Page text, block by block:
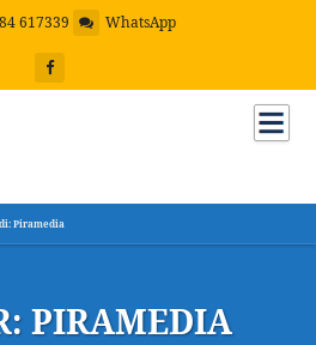
617339 WhatsApp
Piramedia
PIRAMEDIA